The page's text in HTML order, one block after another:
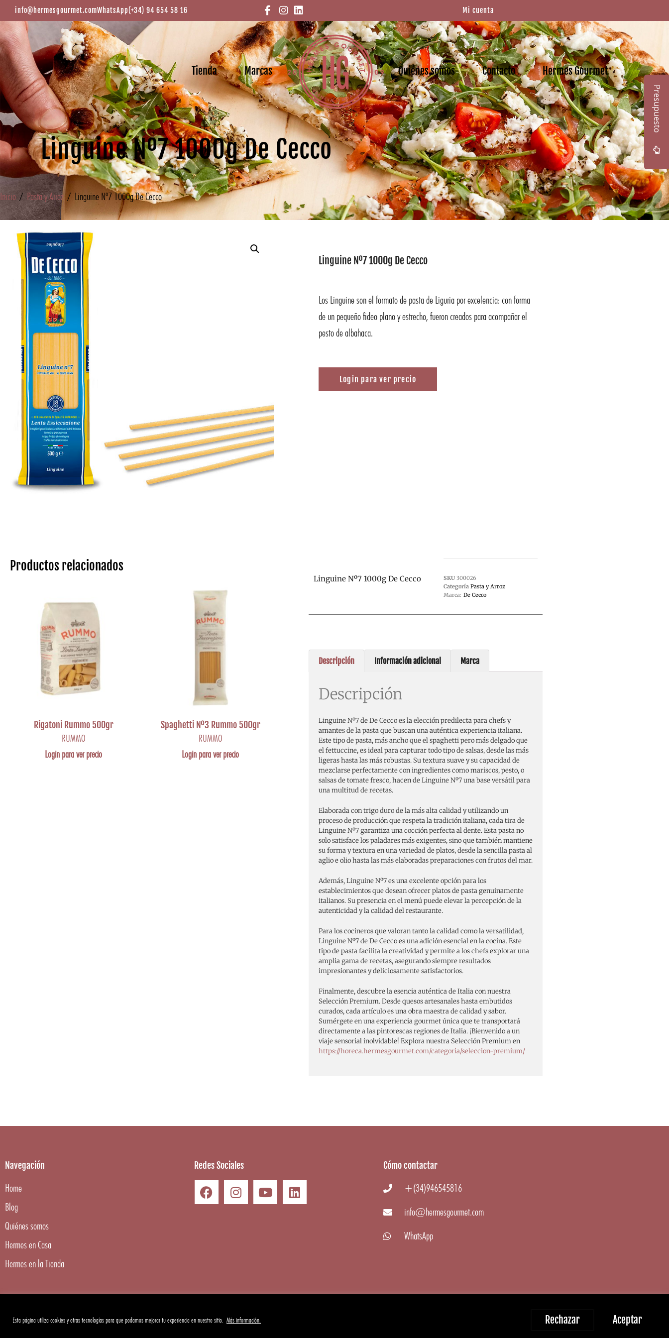
Esta página utiliza cookies y otras tecnologías para que podamos mejorar tu experiencia en nuestro sitio. Más información. Rechazar Aceptar
info@hermesgourmet.comWhatsApp(+34) 94 654 58 16 Mi cuenta
Tienda Marcas Quiénes somos Contacto Hermes Gourmet
Linguine Nº7 1000g De Cecco
Inicio / Pasta y Arroz/ Linguine Nº7 1000g De Cecco
Linguine Nº7 1000g De Cecco
Los Linguine son el formato de pasta de Liguria por excelencia: con forma
de un pequeño fideo plano y estrecho, fueron creados para acompañar el
pesto de albahaca.
Login para ver precio
Productos relacionados
Rigatoni Rummo 500gr
RUMMO
Login para ver precio
Spaghetti Nº3 Rummo 500gr
RUMMO
Login para ver precio
Linguine Nº7 1000g De Cecco SKU 300026
Categoría Pasta y Arroz
Marca: De Cecco
Descripción Información adicional Marca
Descripción
Linguine Nº7 de De Cecco es la elección predilecta para chefs y
amantes de la pasta que buscan una auténtica experiencia italiana.
Este tipo de pasta, más ancho que el spaghetti pero más delgado que
el fettuccine, es ideal para capturar todo tipo de salsas, desde las más
ligeras hasta las más robustas. Su textura suave y su capacidad de
mezclarse perfectamente con ingredientes como mariscos, pesto, o
salsas de tomate fresco, hacen de Linguine Nº7 una base versátil para
una multitud de recetas.
Elaborada con trigo duro de la más alta calidad y utilizando un
proceso de producción que respeta la tradición italiana, cada tira de
Linguine Nº7 garantiza una cocción perfecta al dente. Esta pasta no
solo satisface los paladares más exigentes, sino que también mantiene
su forma y textura en una variedad de platos, desde la sencilla pasta al
aglio e olio hasta las más elaboradas preparaciones con frutos del mar.
Además, Linguine Nº7 es una excelente opción para los
establecimientos que desean ofrecer platos de pasta genuinamente
italianos. Su presencia en el menú puede elevar la percepción de la
autenticidad y la calidad del restaurante.
Para los cocineros que valoran tanto la calidad como la versatilidad,
Linguine Nº7 de De Cecco es una adición esencial en la cocina. Este
tipo de pasta facilita la creatividad y permite a los chefs explorar una
amplia gama de recetas, asegurando siempre resultados
impresionantes y deliciosamente satisfactorios.
Finalmente, descubre la esencia auténtica de Italia con nuestra
Selección Premium. Desde quesos artesanales hasta embutidos
curados, cada artículo es una obra maestra de calidad y sabor.
Sumérgete en una experiencia gourmet única que te transportará
directamente a las pintorescas regiones de Italia. ¡Bienvenido a un
viaje sensorial inolvidable! Explora nuestra Selección Premium en
https://horeca.hermesgourmet.com/categoria/seleccion-premium/
Navegación
Home
Blog
Quiénes somos
Hermes en Casa
Hermes en la Tienda
Redes Sociales Cómo contactar
+(34)946545816
info@hermesgourmet.com
WhatsApp
Copyright ©2026Hermes Gourmet|Aviso Legal
Presupuesto